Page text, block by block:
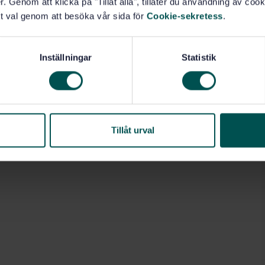
val genom att besöka vår sida för Cookie-sekretess.
Inställningar Statistik
Tillåt urval